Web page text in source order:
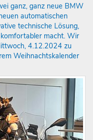
ganz, ganz neue BMW
automatischen
technische Lösung,
macht. Wir
4.12.2024 zu
Weihnachtskalender